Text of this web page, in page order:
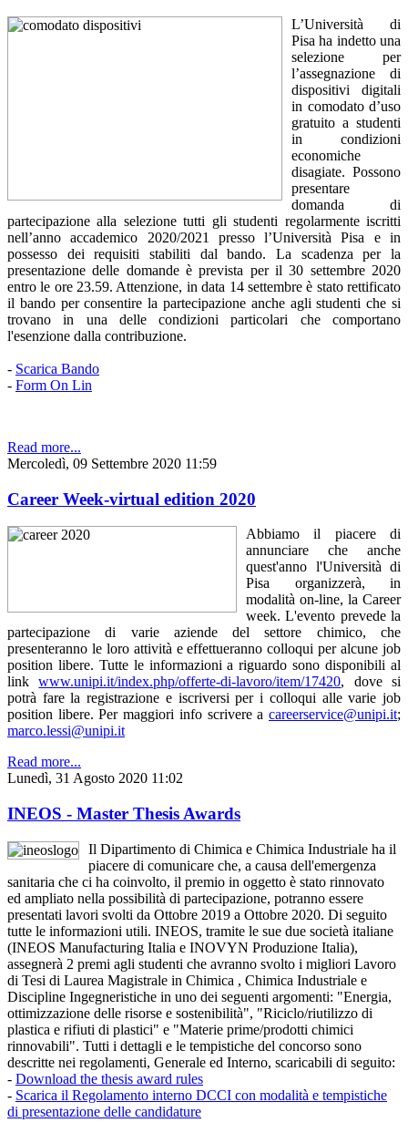
L’Università di
Pisa ha indetto una
selezione per
l’assegnazione di
dispositivi digitali
in comodato d’uso
gratuito a studenti
in condizioni
economiche
disagiate. Possono
presentare
domanda di
partecipazione alla selezione tutti gli studenti regolarmente iscritti
nell’anno accademico 2020/2021 presso l’Università Pisa e in
possesso dei requisiti stabiliti dal bando. La scadenza per la
presentazione delle domande è prevista per il 30 settembre 2020
entro le ore 23.59. Attenzione, in data 14 settembre è stato rettificato
il bando per consentire la partecipazione anche agli studenti che si
trovano in una delle condizioni particolari che comportano
l'esenzione dalla contribuzione.
- Scarica Bando
- Form On Lin
Read more...
Mercoledì, 09 Settembre 2020 11:59
Career Week-virtual edition 2020
Abbiamo il piacere di
annunciare che anche
quest'anno l'Università di
Pisa organizzerà, in
modalità on-line, la Career
week. L'evento prevede la
partecipazione di varie aziende del settore chimico, che
presenteranno le loro attività e effettueranno colloqui per alcune job
position libere. Tutte le informazioni a riguardo sono disponibili al
linkwww.unipi.it/index.php/offerte-di-lavoro/item/17420, dove si
potrà fare la registrazione e iscriversi per i colloqui alle varie job
position libere. Per maggiori info scrivere a careerservice@unipi.it;
marco.lessi@unipi.it
Read more...
Lunedì, 31 Agosto 2020 11:02
INEOS - Master Thesis Awards
Il Dipartimento di Chimica e Chimica Industriale ha il
piacere di comunicare che, a causa dell'emergenza
sanitaria che ci ha coinvolto, il premio in oggetto è stato rinnovato
ed ampliato nella possibilità di partecipazione, potranno essere
presentati lavori svolti da Ottobre 2019 a Ottobre 2020. Di seguito
tutte le informazioni utili. INEOS, tramite le sue due società italiane
(INEOS Manufacturing Italia e INOVYN Produzione Italia),
assegnerà 2 premi agli studenti che avranno svolto i migliori Lavoro
di Tesi di Laurea Magistrale in Chimica , Chimica Industriale e
Discipline Ingegneristiche in uno dei seguenti argomenti: "Energia,
ottimizzazione delle risorse e sostenibilità", "Riciclo/riutilizzo di
plastica e rifiuti di plastici" e "Materie prime/prodotti chimici
rinnovabili". Tutti i dettagli e le tempistiche del concorso sono
descritte nei regolamenti, Generale ed Interno, scaricabili di seguito:
- Download the thesis award rules
- Scarica il Regolamento interno DCCI con modalità e tempistiche
di presentazione delle candidature